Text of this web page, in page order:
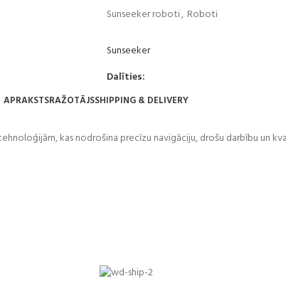
Sunseeker roboti, Roboti
Sunseeker
Dalīties:
APRAKSTSRAŽOTĀJSSHIPPING & DELIVERY
kas nodrošina precīzu navigāciju, drošu darbību un